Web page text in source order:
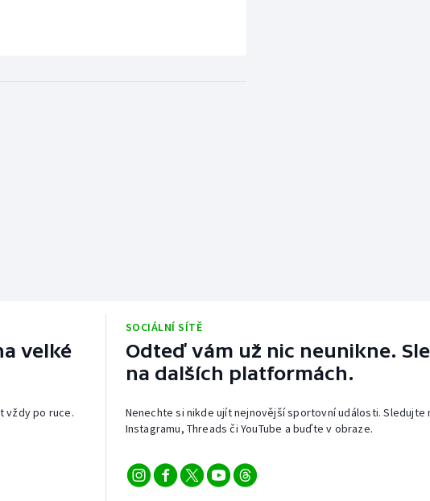
velké
vždy po ruce.
SOCIÁLNÍ SÍTĚ
Odteď vám už nic neunikne.
na dalších platformách.
Nenechte si nikde ujít nejnovější sportovní události. Sledujte
Instagramu, Threads či YouTube a buďte v obraze.